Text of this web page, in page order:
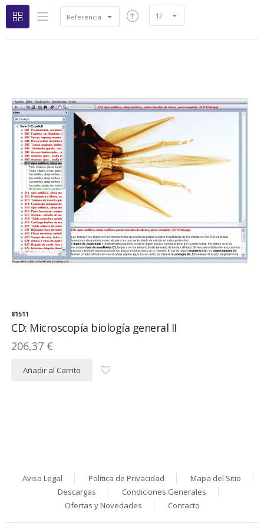
12
Referencia
81511
CD: Microscopía biología general II
206,37 €
Añadir al Carrito
Aviso Legal Política de Privacidad
Mapa del Sitio
Descargas
Condiciones Generales
Ofertas y Novedades
Contacto